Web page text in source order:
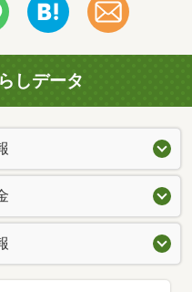
しデータ